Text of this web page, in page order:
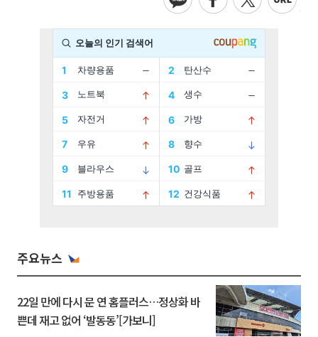
주요뉴스
22일 만에 다시 문 연 홈플러스…정상화 바
쁜데 재고 없어 ‘발동동’[가보니]